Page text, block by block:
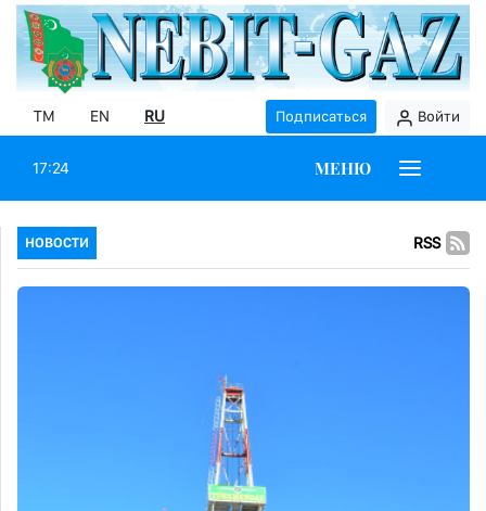
TM EN RU Подписаться Войти
17:24 МЕНЮ
НОВОСТИ RSS